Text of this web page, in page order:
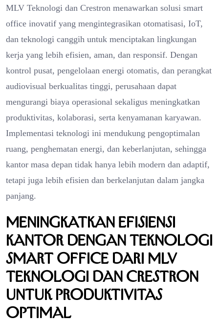
MLV Teknologi dan Crestron menawarkan solusi smart
office inovatif yang mengintegrasikan otomatisasi, IoT,
dan teknologi canggih untuk menciptakan lingkungan
kerja yang lebih efisien, aman, dan responsif. Dengan
kontrol pusat, pengelolaan energi otomatis, dan perangkat
audiovisual berkualitas tinggi, perusahaan dapat
mengurangi biaya operasional sekaligus meningkatkan
produktivitas, kolaborasi, serta kenyamanan karyawan.
Implementasi teknologi ini mendukung pengoptimalan
ruang, penghematan energi, dan keberlanjutan, sehingga
kantor masa depan tidak hanya lebih modern dan adaptif,
tetapi juga lebih efisien dan berkelanjutan dalam jangka
panjang.
Meningkatkan Efisiensi
Kantor dengan Teknologi
Smart Office dari MLV
Teknologi dan Crestron
untuk Produktivitas
Optimal